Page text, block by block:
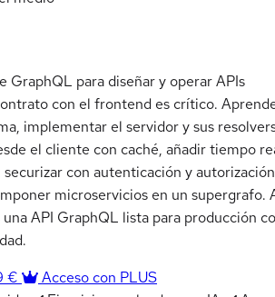
GraphQL para diseñar y operar APIs
con el frontend es crítico.
implementar el servidor y sus
el cliente con caché, añadir tiempo
securizar con autenticación y autorización
microservicios en un supergrafo.
API GraphQL lista para producción
€
Acceso con PLUS